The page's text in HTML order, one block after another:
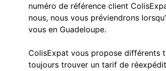
numéro de référence client
nous, nous vous préviendrons
vous en Guadeloupe.
ColisExpat vous propose différents
toujours trouver un tarif de